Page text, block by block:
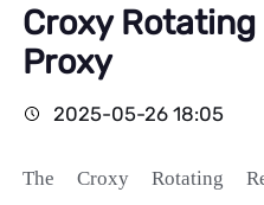
Croxy
Proxy
2025-05-26 18:05
The Croxy Rotating